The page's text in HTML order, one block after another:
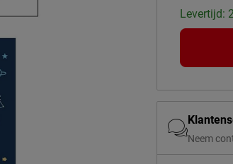
Levertijd:
Neem